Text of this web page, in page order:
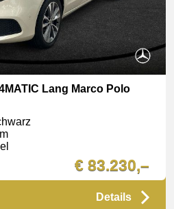
Lang Marco Polo
€ 83.230,–
Details